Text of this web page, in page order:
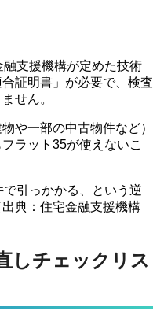
支援機構が定めた技術
証明書」が必要で、検査
せん。
や一部の中古物件など）
ラット35が使えないこ
引っかかる、という逆
典：住宅金融支援機構
しチェックリス